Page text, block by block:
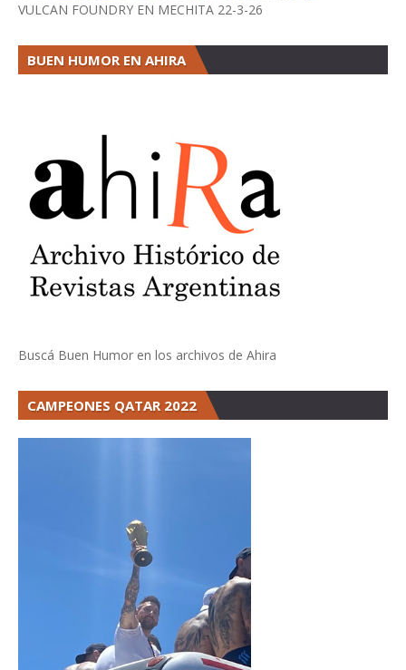
VULCAN FOUNDRY EN MECHITA 22-3-26
BUEN HUMOR EN AHIRA
Buscá Buen Humor en los archivos de Ahira
CAMPEONES QATAR 2022